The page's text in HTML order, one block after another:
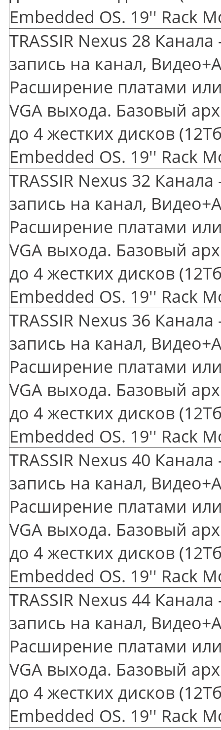
Embedded OS. 19'' Rack
TRASSIR Nexus 28
запись на канал,
Расширение платами
VGA выхода. Базовый
до 4 жестких дисков (12
Embedded OS. 19'' Rack
TRASSIR Nexus 32
запись на канал,
Расширение платами
VGA выхода. Базовый
до 4 жестких дисков (12
Embedded OS. 19'' Rack
TRASSIR Nexus 36
запись на канал,
Расширение платами
VGA выхода. Базовый
до 4 жестких дисков (12
Embedded OS. 19'' Rack
TRASSIR Nexus 40
запись на канал,
Расширение платами
VGA выхода. Базовый
до 4 жестких дисков (12
Embedded OS. 19'' Rack
TRASSIR Nexus 44
запись на канал,
Расширение платами
VGA выхода. Базовый
до 4 жестких дисков (12
Embedded OS. 19'' Rack